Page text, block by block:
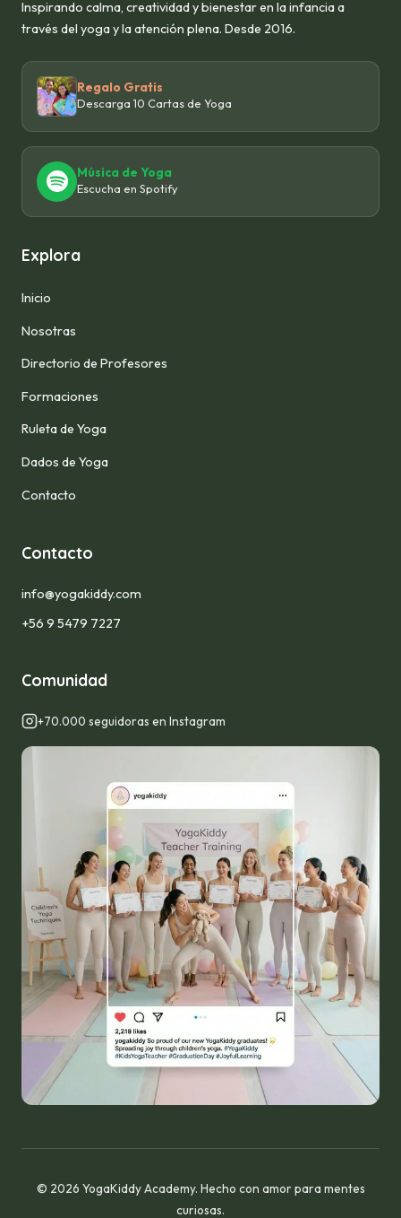
Inspirando calma, creatividad y bienestar en la infancia a
través del yoga y la atención plena. Desde 2016.
Regalo Gratis
Descarga 10 Cartas de Yoga
Música de Yoga
Escucha en Spotify
Explora
Inicio
Nosotras
Directorio de Profesores
Formaciones
Ruleta de Yoga
Dados de Yoga
Contacto
Contacto
info@yogakiddy.com
+56 9 5479 7227
Comunidad
+70.000 seguidoras en Instagram
© 2026 YogaKiddy Academy. Hecho con amor para mentes
curiosas.